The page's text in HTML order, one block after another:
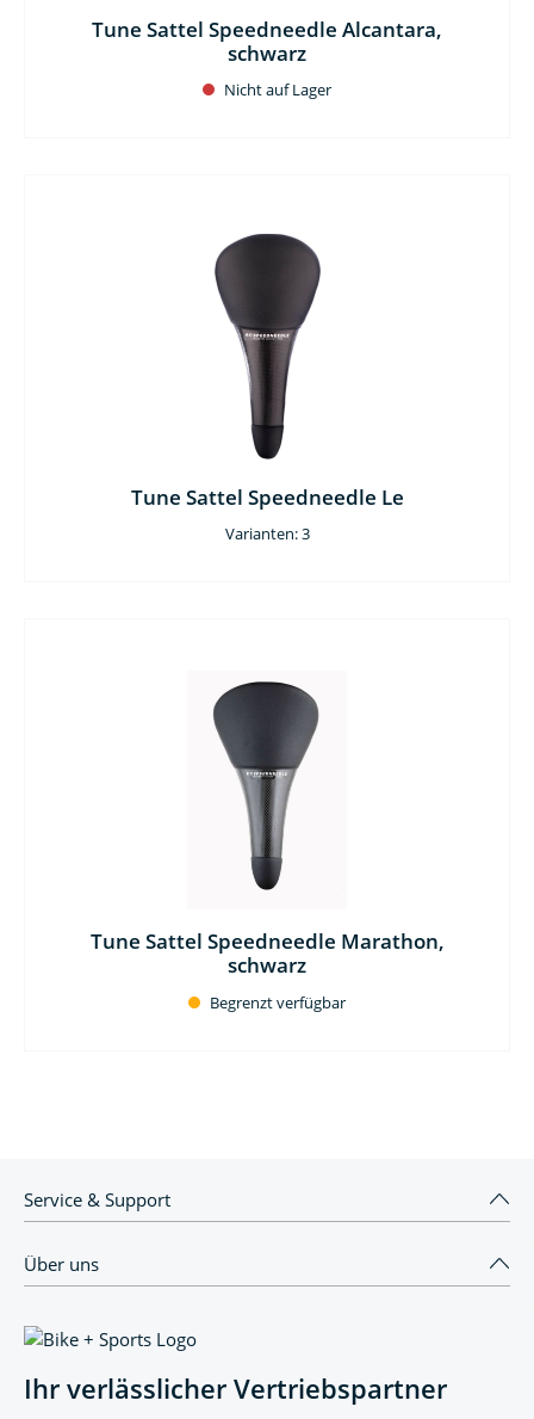
Tune Sattel Speedneedle Alcantara,
schwarz
Nicht auf Lager
Tune Sattel Speedneedle Le
Varianten: 3
Tune Sattel Speedneedle Marathon,
schwarz
Begrenzt verfügbar
Service & Support
Über uns
Ihr verlässlicher Vertriebspartner